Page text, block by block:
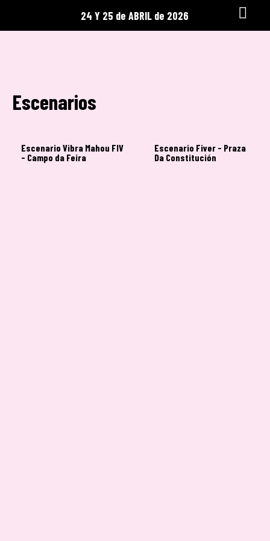
24 Y 25 de ABRIL de 2026
Escenarios
Escenario Vibra Mahou FIV
- Campo da Feira
Escenario Fiver - Praza
Da Constitución